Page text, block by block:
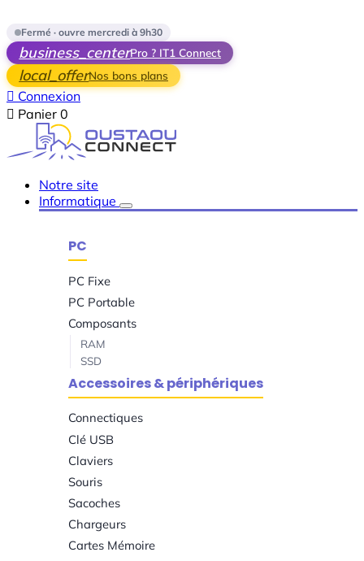
Fermé · ouvre mercredi à 9h30
business_centerPro ? IT1 Connect
local_offerNos bons plans
 Connexion
 Panier 0
Notre site
Informatique
PC
PC Fixe
PC Portable
Composants
RAM
SSD
Accessoires & périphériques
Connectiques
Clé USB
Claviers
Souris
Sacoches
Chargeurs
Cartes Mémoire